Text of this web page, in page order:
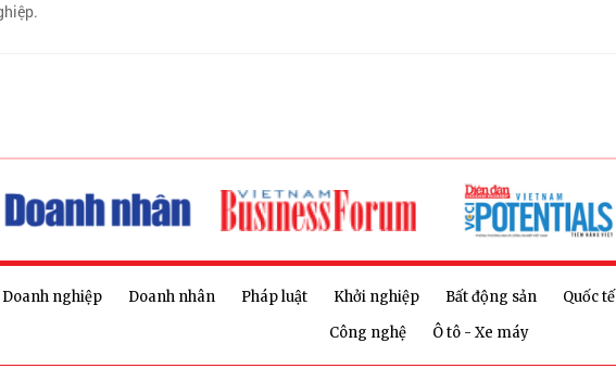
Doanh nghiệp Doanh nhân Pháp luật Khởi nghiệp Bất động sản Quốc tế
Công nghệ
Ô tô - Xe máy